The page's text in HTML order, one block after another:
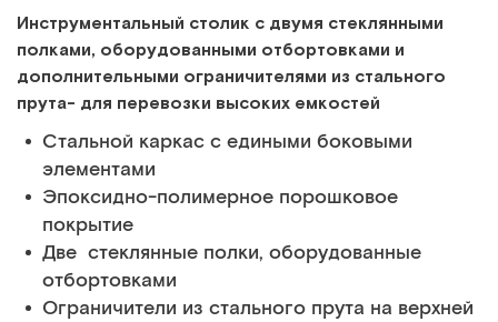
Инструментальный столик с двумя стеклянными
полками, оборудованными отбортовками и
дополнительными ограничителями из стального
прута- для перевозки высоких емкостей
Стальной каркас с едиными боковыми
элементами
Эпоксидно-полимерное порошковое
покрытие
Две стеклянные полки, оборудованные
отбортовками
Ограничители из стального прута на верхней